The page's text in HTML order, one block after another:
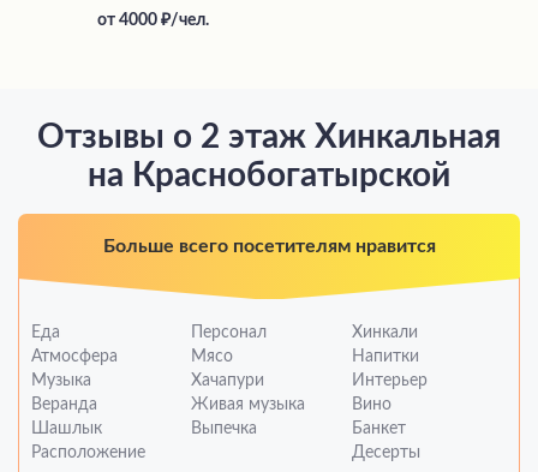
от 4000 /чел.
Отзывы о 2 этаж Хинкальная
на Краснобогатырской
Больше всего посетителям нравится
Еда Персонал
Хинкали
Атмосфера
Мясо
Напитки
Музыка
Хачапури
Интерьер
Веранда
Живая музыка
Вино
Шашлык
Выпечка
Банкет
Расположение
Десерты